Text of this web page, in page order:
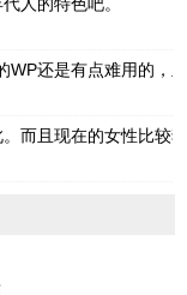
WP还是有点难用的，
而且现在的女性比较